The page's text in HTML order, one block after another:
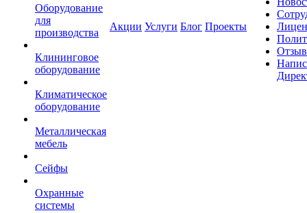
Оборудование
для
производства
Клининговое
оборудование
Климатическое
оборудование
Металлическая
мебель
Сейфы
Охранные
системы
Акции Услуги Блог Проекты